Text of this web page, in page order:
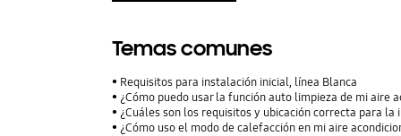
Temas comunes
Requisitos para instalación inicial, línea Blanca
¿Cómo puedo usar la función auto limpieza de mi aire
¿Cuáles son los requisitos y ubicación correcta para la
¿Cómo uso el modo de calefacción en mi aire